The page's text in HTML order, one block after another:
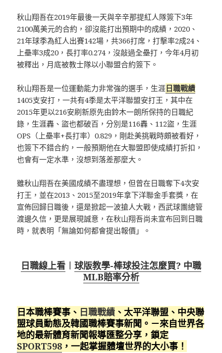
秋山翔吾在2019年最後一天與辛辛那提紅人隊簽下3年
2100萬美元的合約，卻沒能打出預期中的成績，2020、
21年球季為紅人出賽142場，共366打席，打擊率2成24、
上壘率3成20，長打率0.274，沒敲過全壘打，今年4月初
被釋出，月底被教士隊以小聯盟合約簽下。
秋山翔吾是一位運動能力非常強的選手，生涯日職戰績
1405支安打，一共有4季是太平洋聯盟安打王，其中在
2015年更以216安刷新原先由鈴木一朗所保持的日職紀
錄，生涯轟、盜也都破百，分別是116轟、112盜，生涯
OPS（上壘率+長打率）0.829，剛赴美挑戰時頗被看好，
也簽下不錯合約，一般預期他在大聯盟即使成績打折扣，
也會有一定水準，沒想到落差那麼大。
雖秋山翔吾在美國成績不盡理想，但曾在日職奪下4次安
打王，並在2013、2015至2019年拿下洋聯金手套獎，在
宣佈回歸日職後，還是掀起一波搶人大戰，西武球團總管
渡邊久信，更是展現誠意，在秋山翔吾尚未宣布回到日職
時，就表明「無論如何都會提出報價」。
日職線上看 ︱ 球版教學-棒球投注怎麼買? 中職
MLB賠率分析
日本職棒賽事、 日職戰績 、太平洋聯盟、中央聯
盟球員動態及韓國職棒賽事新聞。－來自世界各
地的最新體育新聞報導匯整分享，鎖定
SPORT598 ，一起掌握體壇世界的大小事！